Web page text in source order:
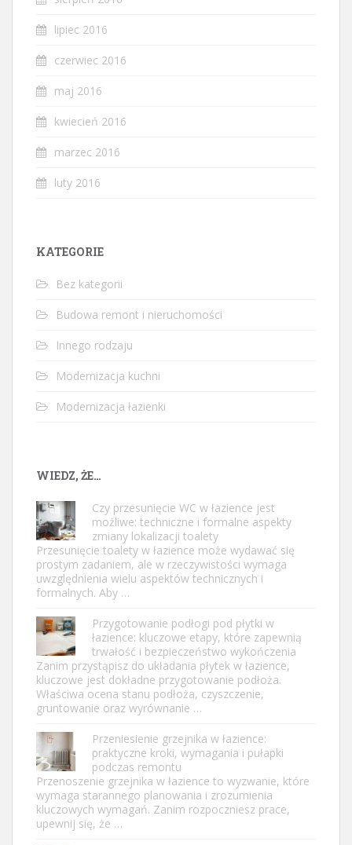
lipiec 2016
czerwiec 2016
maj 2016
kwiecień 2016
marzec 2016
luty 2016
KATEGORIE
Bez kategorii
Budowa remont i nieruchomości
Innego rodzaju
Modernizacja kuchni
Modernizacja łazienki
WIEDZ, ŻE…
Czy przesunięcie WC w łazience jest
możliwe: techniczne i formalne aspekty
zmiany lokalizacji toalety
Przesunięcie toalety w łazience może wydawać się
prostym zadaniem, ale w rzeczywistości wymaga
uwzględnienia wielu aspektów technicznych i
formalnych. Aby …
Przygotowanie podłogi pod płytki w
łazience: kluczowe etapy, które zapewnią
trwałość i bezpieczeństwo wykończenia
Zanim przystąpisz do układania płytek w łazience,
kluczowe jest dokładne przygotowanie podłoża.
Właściwa ocena stanu podłoża, czyszczenie,
gruntowanie oraz wyrównanie …
Przeniesienie grzejnika w łazience:
praktyczne kroki, wymagania i pułapki
podczas remontu
Przenoszenie grzejnika w łazience to wyzwanie, które
wymaga starannego planowania i zrozumienia
kluczowych wymagań. Zanim rozpoczniesz prace,
upewnij się, że …